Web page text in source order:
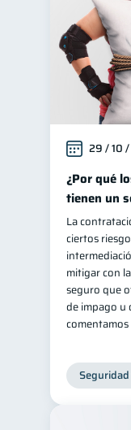
29 / 10
¿Por qué
tienen un
La
ciertos
mitigar con
seguro que
de impago u